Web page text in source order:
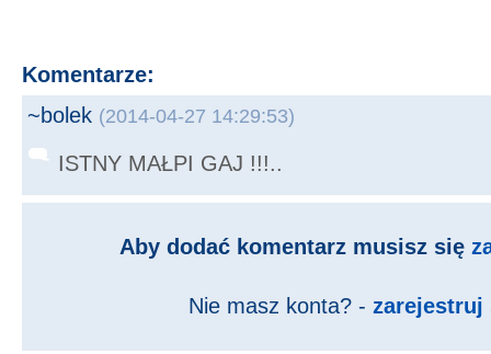
Komentarze:
~bolek (2014-04-27 14:29:53)
ISTNY MAŁPI GAJ !!!..
Aby dodać komentarz musisz się
Nie masz konta? - zarejestruj